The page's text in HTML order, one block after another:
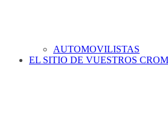
AUTOMOVILISTAS
EL SITIO DE VUESTROS